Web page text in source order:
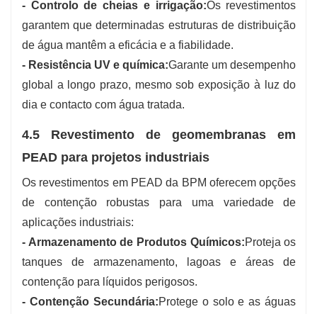
- Controlo de cheias e irrigação:Os revestimentos
garantem que determinadas estruturas de distribuição
de água mantêm a eficácia e a fiabilidade.
- Resistência UV e química:Garante um desempenho
global a longo prazo, mesmo sob exposição à luz do
dia e contacto com água tratada.
4.5 Revestimento de geomembranas em
PEAD para projetos industriais
Os revestimentos em PEAD da BPM oferecem opções
de contenção robustas para uma variedade de
aplicações industriais:
- Armazenamento de Produtos Químicos:Proteja os
tanques de armazenamento, lagoas e áreas de
contenção para líquidos perigosos.
- Contenção Secundária:Protege o solo e as águas